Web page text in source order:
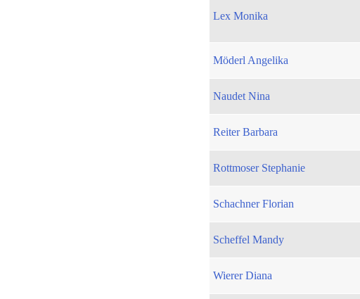
Lex Monika
Möderl Angelika
Naudet Nina
Reiter Barbara
Rottmoser Stephanie
Schachner Florian
Scheffel Mandy
Wierer Diana